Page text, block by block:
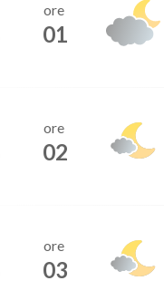
ore
01
ore
02
ore
03